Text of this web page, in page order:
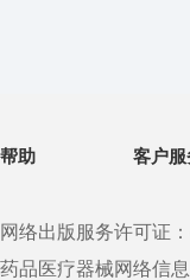
帮助 客户服
网络出版服务许可证
药品医疗器械网络信